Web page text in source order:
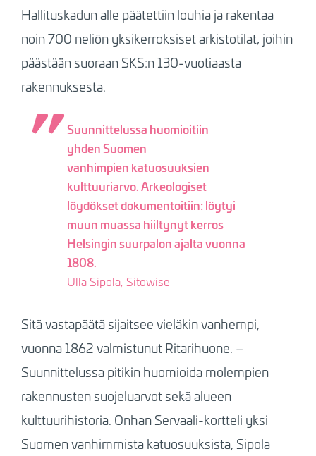
Hallituskadun alle päätettiin louhia ja rakentaa
noin 700 neliön yksikerroksiset arkistotilat, joihin
päästään suoraan SKS:n 130-vuotiaasta
rakennuksesta.
Suunnittelussa huomioitiin
yhden Suomen
vanhimpien katuosuuksien
kulttuuriarvo. Arkeologiset
löydökset dokumentoitiin: löytyi
muun muassa hiiltynyt kerros
Helsingin suurpalon ajalta vuonna
1808.
Ulla Sipola, Sitowise
Sitä vastapäätä sijaitsee vieläkin vanhempi,
vuonna 1862 valmistunut Ritarihuone. –
Suunnittelussa pitikin huomioida molempien
rakennusten suojeluarvot sekä alueen
kulttuurihistoria. Onhan Servaali-kortteli yksi
Suomen vanhimmista katuosuuksista, Sipola